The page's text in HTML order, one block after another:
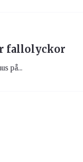
fallolyckor
på...